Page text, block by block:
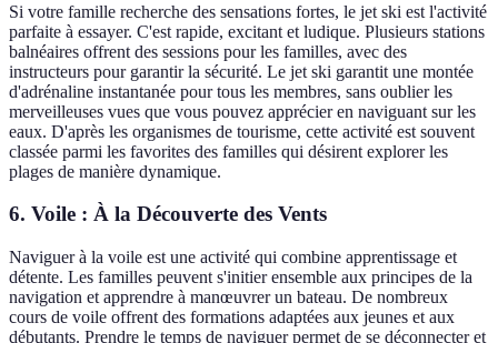
Si votre famille recherche des sensations fortes, le jet ski est l'activité
parfaite à essayer. C'est rapide, excitant et ludique. Plusieurs stations
balnéaires offrent des sessions pour les familles, avec des
instructeurs pour garantir la sécurité. Le jet ski garantit une montée
d'adrénaline instantanée pour tous les membres, sans oublier les
merveilleuses vues que vous pouvez apprécier en naviguant sur les
eaux. D'après les organismes de tourisme, cette activité est souvent
classée parmi les favorites des familles qui désirent explorer les
plages de manière dynamique.
6. Voile : À la Découverte des Vents
Naviguer à la voile est une activité qui combine apprentissage et
détente. Les familles peuvent s'initier ensemble aux principes de la
navigation et apprendre à manœuvrer un bateau. De nombreux
cours de voile offrent des formations adaptées aux jeunes et aux
débutants. Prendre le temps de naviguer permet de se déconnecter et